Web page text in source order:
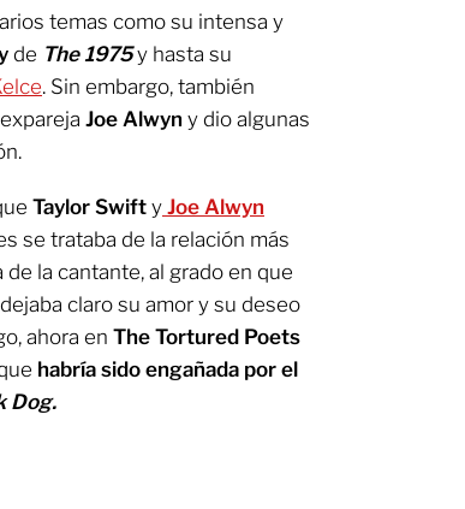
temas como su intensa y
de The 1975y hasta su
. Sin embargo, también
Joe Alwyn y dio algunas
Taylor Swift y Joe Alwyn
se trataba de la relación más
la cantante, al grado en que
claro su amor y su deseo
ahora en The Tortured Poets
habría sido engañada por el
Dog.